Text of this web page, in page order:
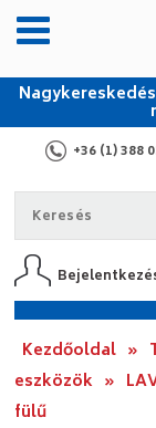
+36 (1) 388
Kezdőoldal »
eszközök »
fülű